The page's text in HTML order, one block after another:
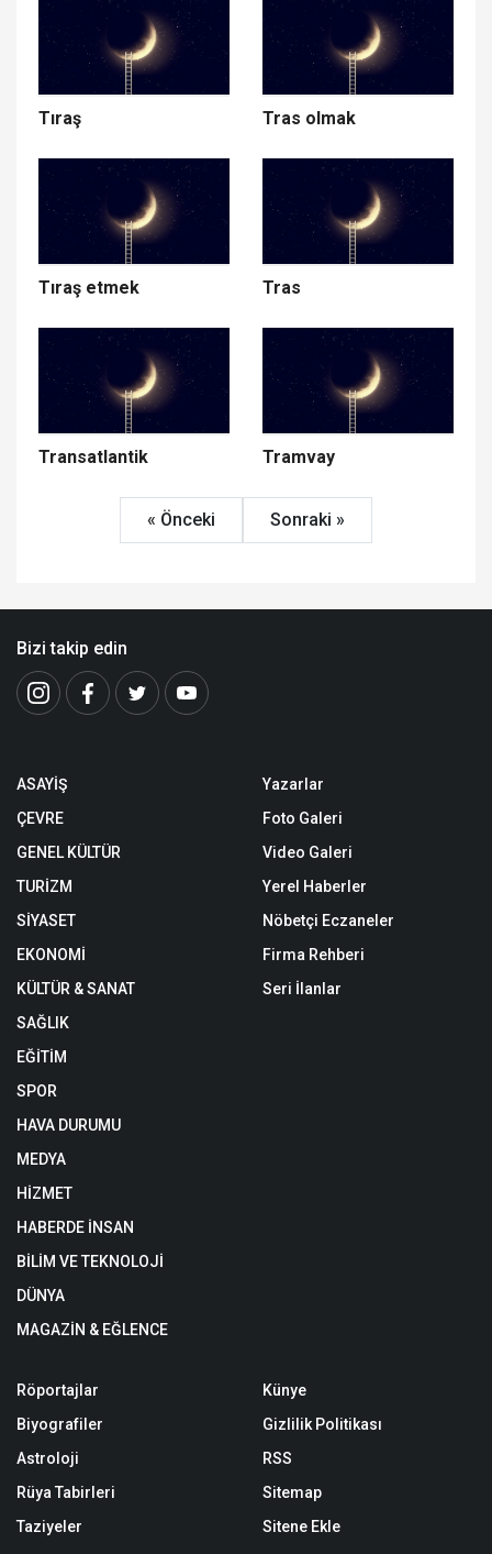
Tıraş Tras olmak
Tıraş etmek Tras
Transatlantik Tramvay
« Önceki Sonraki »
Bizi takip edin
ASAYİŞ
ÇEVRE
GENEL KÜLTÜR
TURİZM
SİYASET
EKONOMİ
KÜLTÜR & SANAT
SAĞLIK
EĞİTİM
SPOR
HAVA DURUMU
MEDYA
HİZMET
HABERDE İNSAN
BİLİM VE TEKNOLOJİ
DÜNYA
MAGAZİN & EĞLENCE
Yazarlar
Foto Galeri
Video Galeri
Yerel Haberler
Nöbetçi Eczaneler
Firma Rehberi
Seri İlanlar
Röportajlar
Biyografiler
Astroloji
Rüya Tabirleri
Taziyeler
Künye
Gizlilik Politikası
RSS
Sitemap
Sitene Ekle